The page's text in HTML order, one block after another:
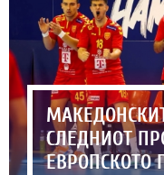
СЛЕДНИОТ
ЕВРОПСКОТО